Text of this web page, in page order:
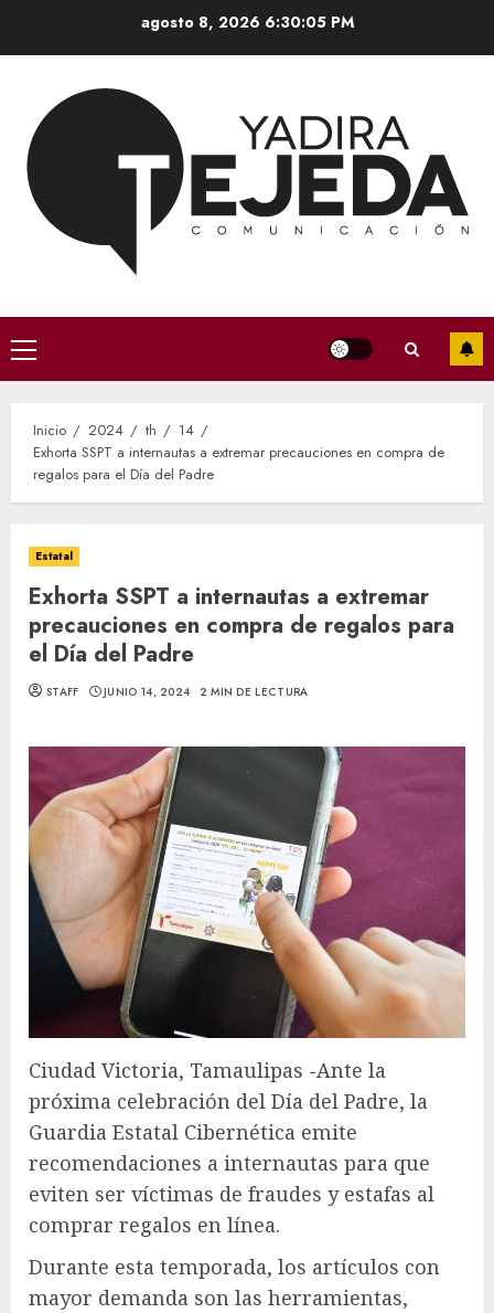
agosto 8, 2026 6:30:06 PM
Menú
principal
Inicio 2024 th
14
Exhorta SSPT a internautas a extremar precauciones en compra de
regalos para el Día del Padre
Estatal
Exhorta SSPT a internautas a extremar
precauciones en compra de regalos para
el Día del Padre
STAFF JUNIO 14, 2024 2 MIN DE LECTURA
Ciudad Victoria, Tamaulipas -Ante la
próxima celebración del Día del Padre, la
Guardia Estatal Cibernética emite
recomendaciones a internautas para que
eviten ser víctimas de fraudes y estafas al
comprar regalos en línea.
Durante esta temporada, los artículos con
mayor demanda son las herramientas,